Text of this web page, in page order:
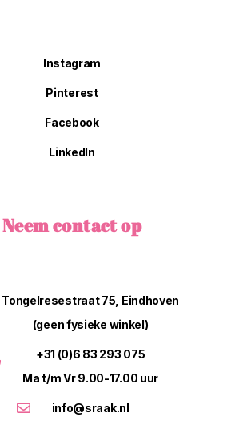
Instagram
Pinterest
Facebook
LinkedIn
Neem contact op
Tongelresestraat 75, Eindhoven
(geen fysieke winkel)
+31 (0)6 83 293 075
Ma t/m Vr 9.00-17.00 uur
info@sraak.nl